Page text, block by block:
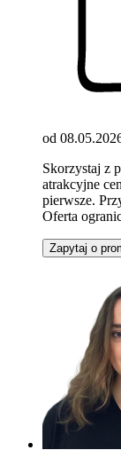
od
Skorzystaj z
atrakcyjne
pierwsze.
Oferta
Zapytaj o